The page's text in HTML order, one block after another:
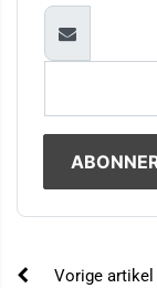
Vorige artikel